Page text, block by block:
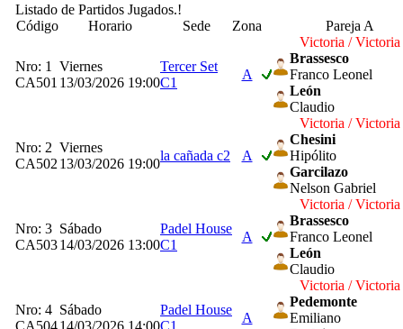
Listado de Partidos Jugados.!
Código
Horario Sede Zona Pareja A
Nro: 1
CA501
Viernes
13/03/2026 19:00
Tercer Set
C1
A
Victoria / Victoria
Brassesco
Franco Leonel
León
Claudio
Nro: 2
CA502
Viernes
13/03/2026 19:00
la cañada c2 A
Victoria / Victoria
Chesini
Hipólito
Garcilazo
Nelson Gabriel
Nro: 3
CA503
Sábado
14/03/2026 13:00
Padel House
C1
A
Victoria / Victoria
Brassesco
Franco Leonel
León
Claudio
Nro: 4
CA504
Sábado
14/03/2026 14:00
Padel House
C1
A
Victoria / Victoria
Pedemonte
Emiliano